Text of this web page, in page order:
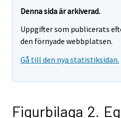
Denna sida är arkiverad.
Uppgifter som publicerats
den förnyade webbplatsen.
Gå till den nya statistiksidan.
Figurbilaga 2.